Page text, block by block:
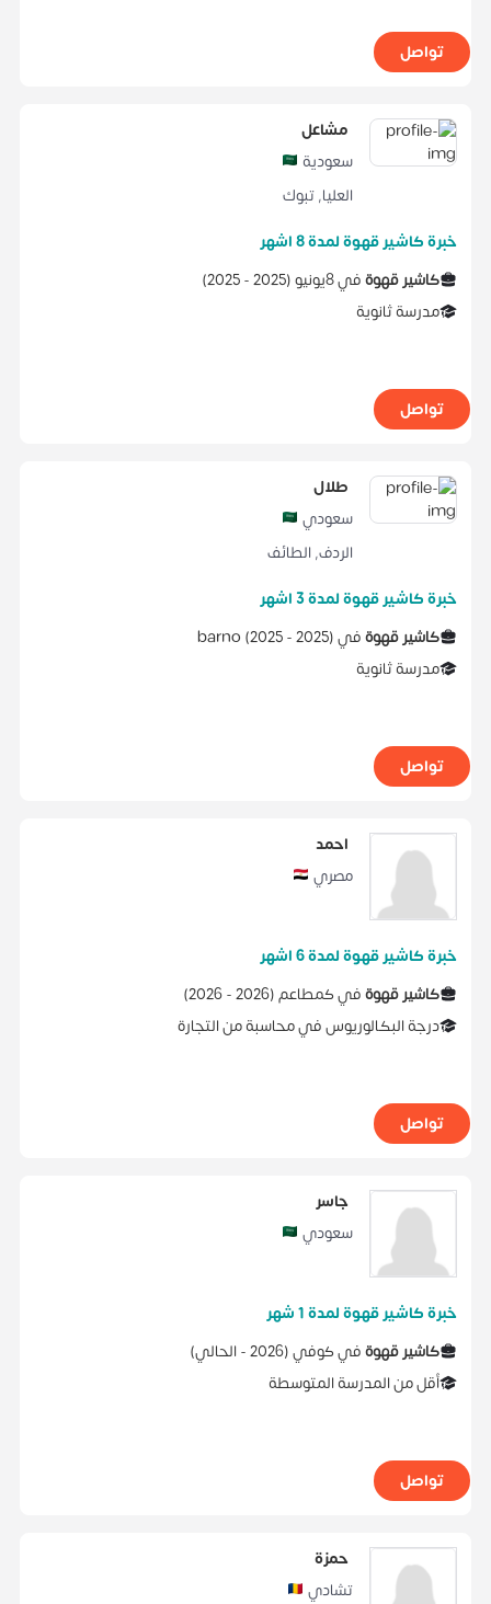
تواصل
مشاعل
سعودية
العليا,تبوك
خبرة كاشير قهوة لمدة 8 اشهر
كاشير قهوةفي8يونيو (
2025 -
2025
)
مدرسة ثانوية
تواصل
طلال
سعودي
الردف, الطائف
خبرة كاشير قهوة لمدة 3 اشهر
كاشير قهوةفي barno (2025 -2025)
مدرسة ثانوية
تواصل
احمد
مصري
خبرة كاشير قهوة لمدة 6 اشهر
كاشير قهوةفيكمطاعم(
2026 -
2026
)
درجة البكالوريوسفيمحاسبةمنالتجارة
تواصل
جاسر
سعودي
خبرة كاشير قهوة لمدة 1 شهر
كاشير قهوةفيكوفي(
2026 - الحالي)
أقل من المدرسة المتوسطة
تواصل
حمزة
تشادي